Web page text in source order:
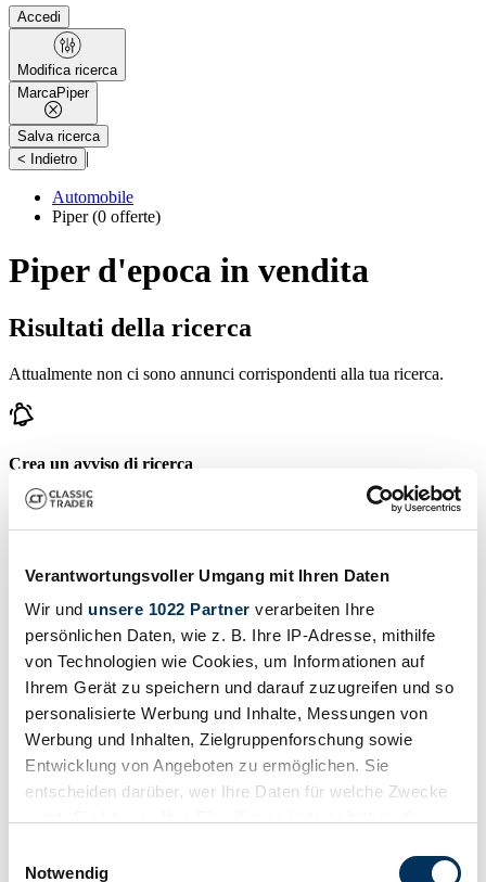
Verantwortungsvoller Umgang mit Ihren Daten
Wir und unsere 1022 Partner verarbeiten Ihre
persönlichen Daten, wie z. B. Ihre IP-Adresse, mithilfe
von Technologien wie Cookies, um Informationen auf
Ihrem Gerät zu speichern und darauf zuzugreifen und so
personalisierte Werbung und Inhalte, Messungen von
Werbung und Inhalten, Zielgruppenforschung sowie
Entwicklung von Angeboten zu ermöglichen. Sie
entscheiden darüber, wer Ihre Daten für welche Zwecke
Trigger Symbol ändern oder widerrufen
Notwendig
Accedi
Modifica ricerca
MarcaPiper
Salva ricerca
< Indietro |
Automobile
Piper(0 offerte)
Piper d'epoca in vendita
Risultati della ricerca
Attualmente non ci sono annunci corrispondenti alla tua ricerca.
Crea un avviso di ricerca
Venga notificato non appena viene pubblicato un annuncio che
corrisponde ai tuoi filtri di ricerca.
Crea annuncio
Ha un Piper che vuole vendere? Allora crea un annuncio ora.
Crea annuncio
Aste in scadenza
Visualizza tutte le aste
Asta